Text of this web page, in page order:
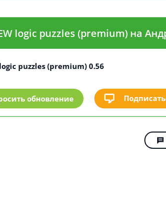
logic puzzles (premium) на
puzzles (premium) 0.56
обновление